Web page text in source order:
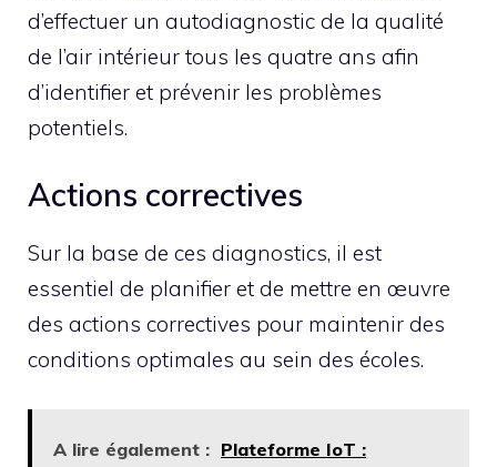
d’effectuer un autodiagnostic de la qualité
de l’air intérieur tous les quatre ans afin
d’identifier et prévenir les problèmes
potentiels.
Actions correctives
Sur la base de ces diagnostics, il est
essentiel de planifier et de mettre en œuvre
des actions correctives pour maintenir des
conditions optimales au sein des écoles.
A lire également : Plateforme IoT :